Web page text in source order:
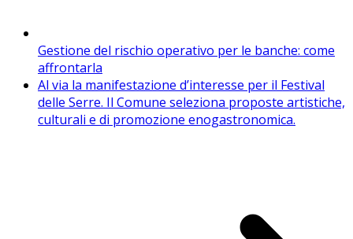
Gestione del rischio operativo per le banche: come
affrontarla
Al via la manifestazione d’interesse per il Festival
delle Serre. Il Comune seleziona proposte artistiche,
culturali e di promozione enogastronomica.